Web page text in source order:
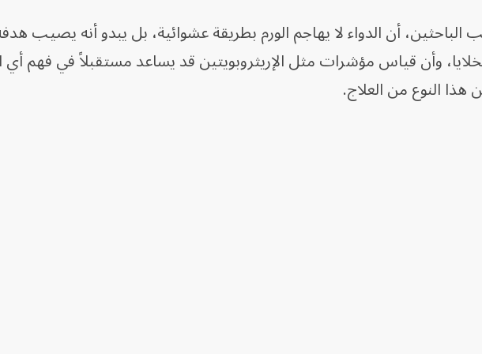
أن الدواء لا يهاجم الورم بطريقة عشوائية، بل يبدو أنه يصيب
وأن قياس مؤشرات مثل الإريثروبويتين قد يساعد مستقبلاً في فهم
النوع من العلاج.